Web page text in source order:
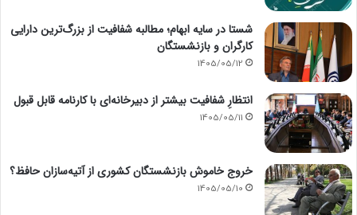
شستا در سایه ابهام؛ مطالبه شفافیت از بزرگ‌ترین دارایی
کارگران و بازنشستگان
1405/05/12
انتظارِ شفافیت بیشتر از دبیرخانه‌ای با کارنامه قابل قبول
1405/05/11
خروج خاموش بازنشستگان کشوری از آتیه‌سازان حافظ؟
1405/05/10